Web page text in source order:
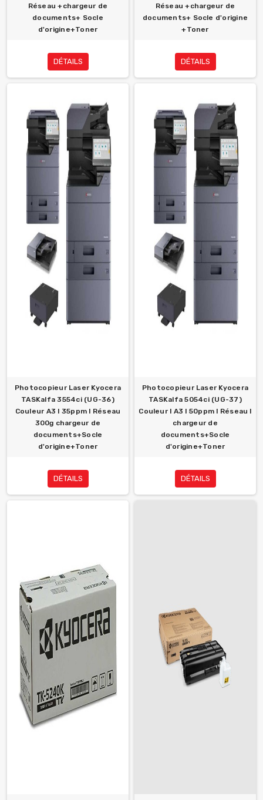
Réseau +chargeur de
documents+ Socle
d'origine+Toner
DÉTAILS
Réseau +chargeur de
documents+ Socle d'origine
+Toner
DÉTAILS
Photocopieur Laser Kyocera
TASKalfa 3554ci (UG-36)
Couleur A3 l 35ppm l Réseau
300g chargeur de
documents+Socle
d'origine+Toner
DÉTAILS
Photocopieur Laser Kyocera
TASKalfa 5054ci (UG-37)
Couleur l A3 l 50ppm l Réseau l
chargeur de
documents+Socle
d'origine+Toner
DÉTAILS